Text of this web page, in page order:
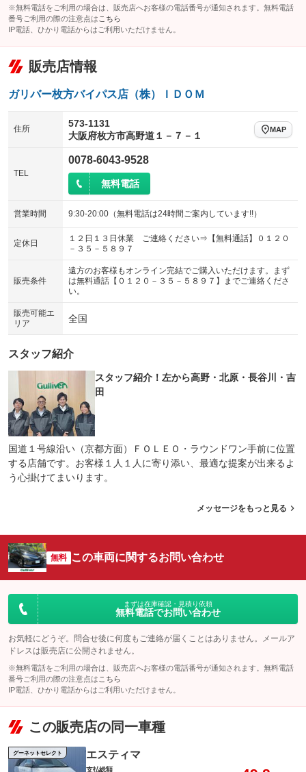
※無料電話をご利用の場合は、販売店へお客様の電話番号が通知されます。無料電話
番号ご利用の際の注意点は こちら
IP電話、ひかり電話からはご利用いただけません。
販売店情報
ガリバー枚方バイパス店（株）ＩＤＯＭ
住所
573-1131
大阪府枚方市高野道１－７－１
MAP
TEL
0078-6043-9528
無料電話
営業時間 9:30-20:00（無料電話は24時間ご案内しています!!）
定休日
１２日１３日休業 ご連絡ください⇒【無料通話】０１２０
－３５－５８９７
販売条件
遠方のお客様もオンライン完結でご購入いただけます。まず
は無料通話【０１２０－３５－５８９７】までご連絡くださ
い。
販売可能エ
リア
全国
スタッフ紹介
スタッフ紹介！左から高野・北原・長谷川・吉
田
国道１号線沿い（京都方面）ＦＯＬＥＯ・ラウンドワン手前に位置
する店舗です。お客様１人１人に寄り添い、最適な提案が出来るよ
う心掛けてまいります。
メッセージをもっと見る
無料 この車両に関するお問い合わせ
まずは在庫確認・見積り依頼
無料電話でお問い合わせ
お気軽にどうぞ。問合せ後に何度もご連絡が届くことはありません。メールア
ドレスは販売店に公開されません。
※無料電話をご利用の場合は、販売店へお客様の電話番号が通知されます。無料電話
番号ご利用の際の注意点は こちら
IP電話、ひかり電話からはご利用いただけません。
この販売店の同一車種
グーネットセレクト エスティマ
支払総額